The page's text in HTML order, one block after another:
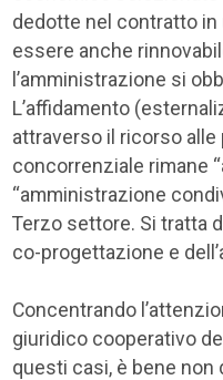
dedotte nel contratto in
essere anche
l’amministrazione si
L’affidamento
attraverso il ricorso
concorrenziale rimane
“amministrazione
Terzo settore. Si tratta
co-progettazione e
Concentrando
giuridico cooperativo
questi casi, è bene